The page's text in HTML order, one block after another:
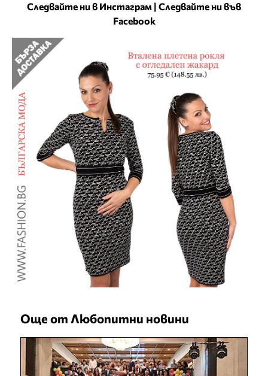
Следвайте ни в Инстаграм | Следвайте ни във
Facebook
Още от Любопитни новини